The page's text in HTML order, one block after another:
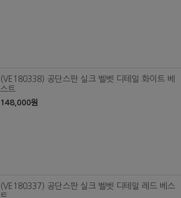
(VE180338) 공단스판 실크 벨벳 디테일 화이트 베
스트
148,000원
(VE180337) 공단스판 실크 벨벳 디테일 레드 베스